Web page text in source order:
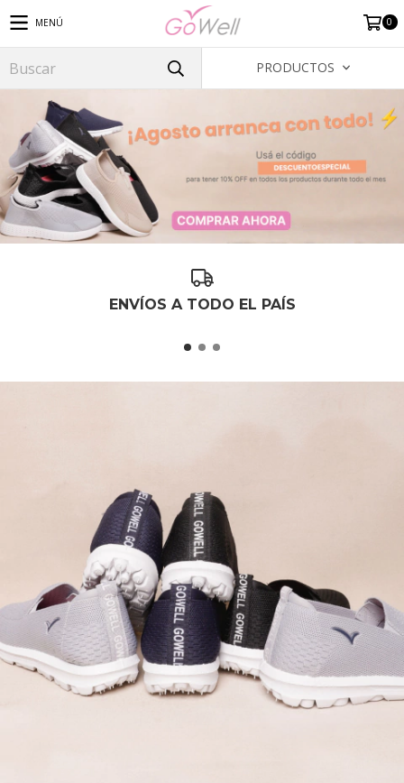
MENÚ 0
PRODUCTOS
ENVÍOS A TODO EL PAÍS